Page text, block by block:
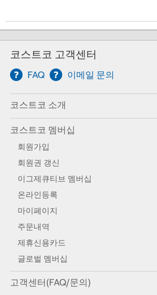
코스트코 고객센터
FAQ 이메일 문의
코스트코 소개
코스트코 멤버십
회원가입
회원권 갱신
이그제큐티브 멤버십
온라인등록
마이페이지
주문내역
제휴신용카드
글로벌 멤버십
고객센터(FAQ/문의)